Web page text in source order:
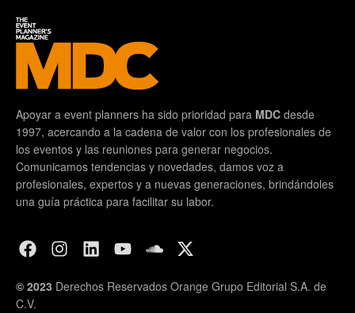
Apoyar a event planners ha sido prioridad para MDC desde
1997, acercando a la cadena de valor con los profesionales de
los eventos y las reuniones para generar negocios.
Comunicamos tendencias y novedades, damos voz a
profesionales, expertos y a nuevas generaciones, brindándoles
una guía práctica para facilitar su labor.
© 2023 Derechos Reservados Orange Grupo Editorial S.A. de
C.V.